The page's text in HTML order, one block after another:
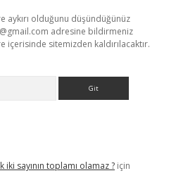
aykırı olduğunu düşündüğünüz
adresine bildirmeniz
içerisinde sitemizden kaldırılacaktır.
iki sayının toplamı olamaz ? için